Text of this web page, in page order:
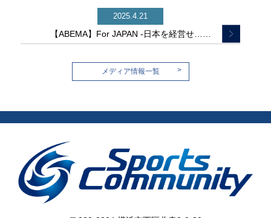
2025.4.21
【ABEMA】For JAPAN -日本を経営せ……
メディア情報一覧 >